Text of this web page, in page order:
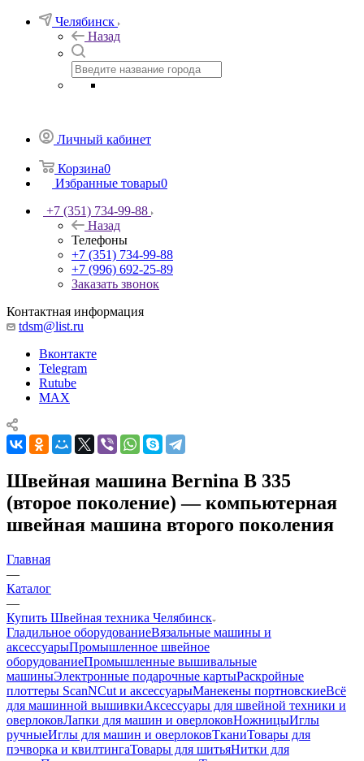
Челябинск
Назад
Личный кабинет
Корзина0
Избранные товары0
+7 (351) 734-99-88
Назад
Телефоны
+7 (351) 734-99-88
+7 (996) 692-25-89
Заказать звонок
Контактная информация
tdsm@list.ru
Вконтакте
Telegram
Rutube
MAX
Швейная машина Bernina B 335
(второе поколение) — компьютерная
швейная машина второго поколения
Главная
—
Каталог
—
Купить Швейная техника Челябинск
Гладильное оборудованиеВязальные машины и
аксессуарыПромышленное швейное
оборудованиеПромышленные вышивальные
машиныЭлектронные подарочные картыРаскройные
плоттеры ScanNCut и аксессуарыМанекены портновскиеВсё
для машинной вышивкиАксессуары для швейной техники и
оверлоковЛапки для машин и оверлоковНожницыИглы
ручныеИглы для машин и оверлоковТканиТовары для
пэчворка и квилтингаТовары для шитьяНитки для